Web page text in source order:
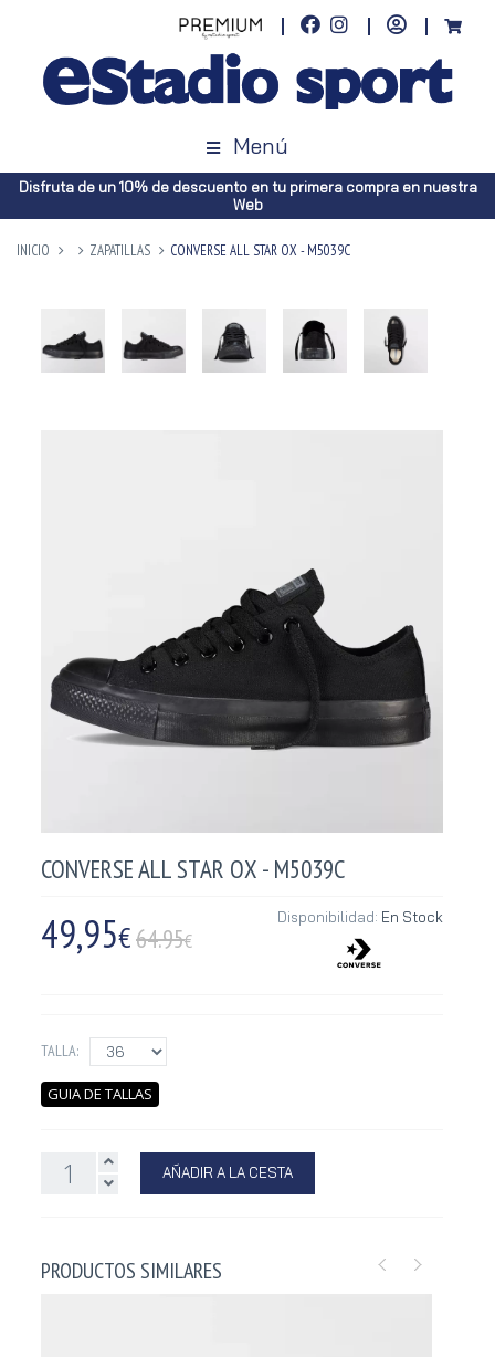
Menú
Disfruta de un 10% de descuento en tu primera compra en nuestra
Web
INICIO ZAPATILLAS CONVERSE ALL STAR OX - M5039C
CONVERSE ALL STAR OX - M5039C
49,95€64.95€
Disponibilidad: En Stock
TALLA:
GUIA DE TALLAS
AÑADIR A LA CESTA
PRODUCTOS SIMILARES